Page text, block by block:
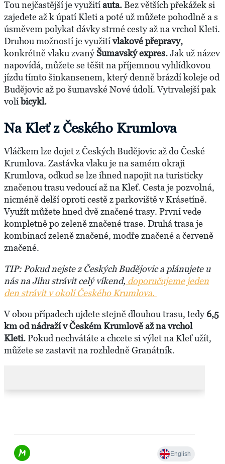
Tou nejčastější je využitíauta.Bez větších překážek si
zajedete až k úpatí Kleti a poté už můžete pohodlně a s
úsměvem polykat dávky strmé cesty až na vrchol Kleti.
Druhou možností je využitívlakové přepravy,
konkrétně vlaku zvanýŠumavský expres.Jak už název
napovídá, můžete se těšit na příjemnou vyhlídkovou
jízdu tímto šinkansenem, který denně brázdí koleje od
Budějovic až po šumavské Nové údolí. Vytrvalejší pak
volíbicykl.
Na Kleť z Českého Krumlova
Vláčkem lze dojet z Českých Budějovic až do České
Krumlova. Zastávka vlaku je na samém okraji
Krumlova, odkud se lze ihned napojit na turisticky
značenou trasu vedoucí až na Kleť. Cesta je pozvolná,
nicméně delší oproti cestě z parkoviště v Krásetíně.
Využít můžete hned dvě značené trasy. První vede
kompletně po zeleně značené trase. Druhá trasa je
kombinací zeleně značené, modře značené a červeně
značené.
TIP: Pokud nejste z Českých Budějovic a plánujete u
nás na Jihu strávit celý víkend, doporučujeme jeden
den strávit v okolí Českého Krumlova.
V obou případech ujdete stejně dlouhou trasu, tedy6,5
km od nádraží v Českém Krumlově až na vrchol
Kleti.Pokud nechvátáte a chcete si výlet na Kleť užít,
můžete se zastavit na rozhledně Granátník.